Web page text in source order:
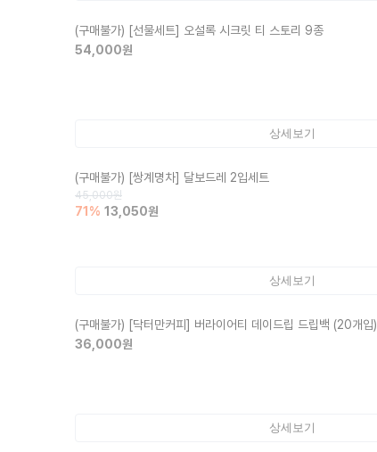
(구매불가) [선물세트] 오설록 시크릿 티 스토리 9종
54,000원
상세보기
(구매불가) [쌍계명차] 달보드레 2입세트
45,000원
71 % 13,050원
상세보기
(구매불가) [닥터만커피] 버라이어티 데이드립 드립백 (20개입)
36,000원
상세보기